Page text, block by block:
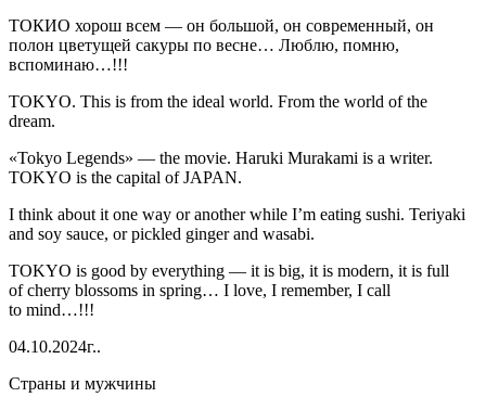
ТОКИО хорош всем — он большой, он современный, он
полон цветущей сакуры по весне… Люблю, помню,
вспоминаю…!!!
TOKYO. This is from the ideal world. From the world of the
dream.
«Tokyo Legends» — the movie. Haruki Murakami is a writer.
TOKYO is the capital of JAPAN.
I think about it one way or another while I’m eating sushi. Teriyaki
and soy sauce, or pickled ginger and wasabi.
TOKYO is good by everything — it is big, it is modern, it is full
of cherry blossoms in spring… I love, I remember, I call
to mind…!!!
04.10.2024г..
Страны и мужчины